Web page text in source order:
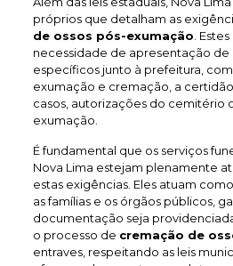
próprios que detalham as
de ossos pós-exumação .
necessidade de apresentação
específicos junto à prefeitura,
exumação e cremação, a
casos, autorizações do cemitério
exumação.
É fundamental que os serviços
Nova Lima estejam plenamente
estas exigências. Eles atuam
as famílias e os órgãos públicos,
documentação seja
o processo de cremação de
entraves, respeitando as leis